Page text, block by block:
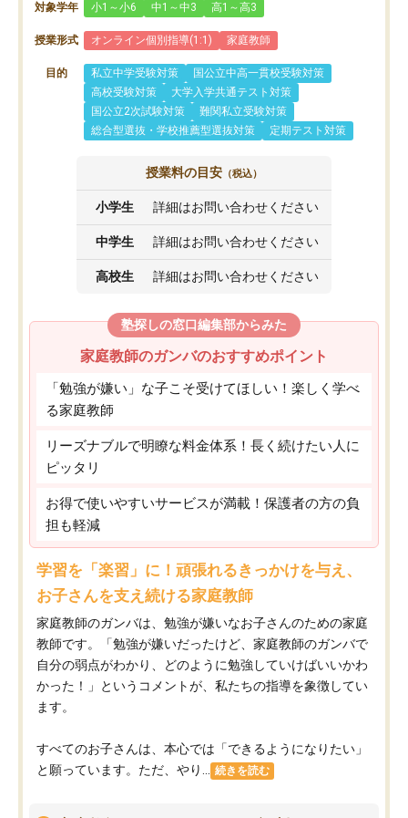
対象学年 小1～小6 中1～中3 高1～高3
授業形式 オンライン個別指導(1:1) 家庭教師
目的 私立中学受験対策
国公立中高一貫校受験対策
高校受験対策
大学入学共通テスト対策
国公立2次試験対策
難関私立受験対策
総合型選抜・学校推薦型選抜対策
定期テスト対策
授業料の目安 （税込）
小学生 詳細はお問い合わせください
中学生 詳細はお問い合わせください
高校生 詳細はお問い合わせください
塾探しの窓口編集部からみた
家庭教師のガンバのおすすめポイント
「勉強が嫌い」な子こそ受けてほしい！楽しく学べ
る家庭教師
リーズナブルで明瞭な料金体系！長く続けたい人に
ピッタリ
お得で使いやすいサービスが満載！保護者の方の負
担も軽減
学習を「楽習」に！頑張れるきっかけを与え、
お子さんを支え続ける家庭教師
家庭教師のガンバは、勉強が嫌いなお子さんのための家庭
教師です。「勉強が嫌いだったけど、家庭教師のガンバで
自分の弱点がわかり、どのように勉強していけばいいかわ
かった！」というコメントが、私たちの指導を象徴してい
ます。
すべてのお子さんは、本心では「できるようになりたい」
と願っています。ただ、やり...
続きを読む